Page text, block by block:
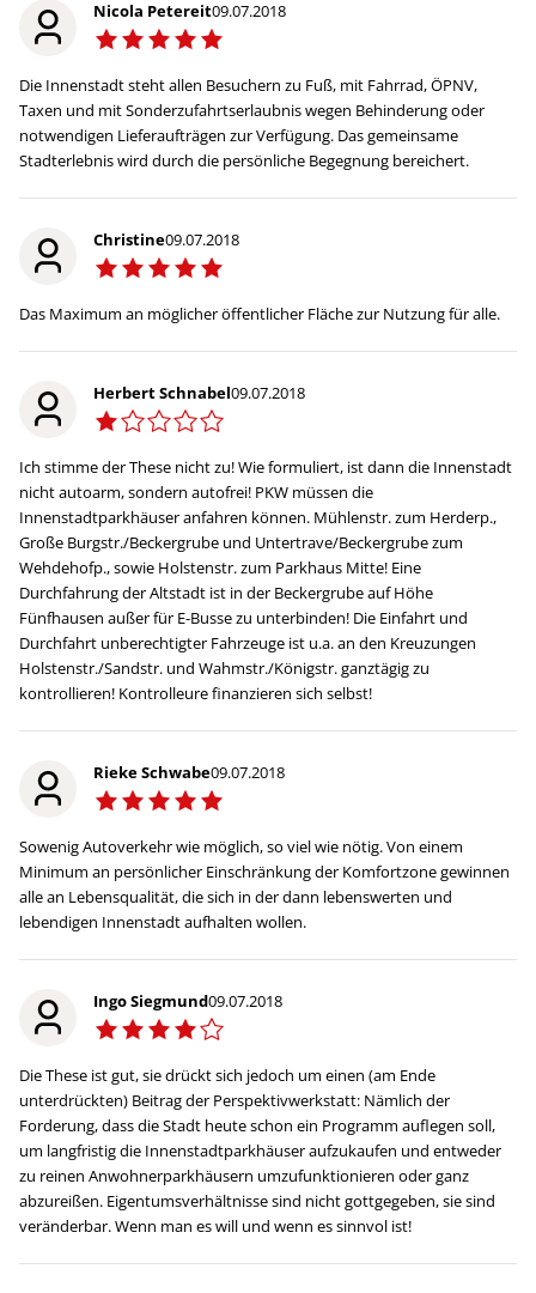
Nicola Petereit09.07.2018
Die Innenstadt steht allen Besuchern zu Fuß, mit Fahrrad, ÖPNV,
Taxen und mit Sonderzufahrtserlaubnis wegen Behinderung oder
notwendigen Lieferaufträgen zur Verfügung. Das gemeinsame
Stadterlebnis wird durch die persönliche Begegnung bereichert.
Christine09.07.2018
Das Maximum an möglicher öffentlicher Fläche zur Nutzung für alle.
Herbert Schnabel09.07.2018
Ich stimme der These nicht zu! Wie formuliert, ist dann die Innenstadt
nicht autoarm, sondern autofrei! PKW müssen die
Innenstadtparkhäuser anfahren können. Mühlenstr. zum Herderp.,
Große Burgstr./Beckergrube und Untertrave/Beckergrube zum
Wehdehofp., sowie Holstenstr. zum Parkhaus Mitte! Eine
Durchfahrung der Altstadt ist in der Beckergrube auf Höhe
Fünfhausen außer für E-Busse zu unterbinden! Die Einfahrt und
Durchfahrt unberechtigter Fahrzeuge ist u.a. an den Kreuzungen
Holstenstr./Sandstr. und Wahmstr./Königstr. ganztägig zu
kontrollieren! Kontrolleure finanzieren sich selbst!
Rieke Schwabe09.07.2018
Sowenig Autoverkehr wie möglich, so viel wie nötig. Von einem
Minimum an persönlicher Einschränkung der Komfortzone gewinnen
alle an Lebensqualität, die sich in der dann lebenswerten und
lebendigen Innenstadt aufhalten wollen.
Ingo Siegmund09.07.2018
Die These ist gut, sie drückt sich jedoch um einen (am Ende
unterdrückten) Beitrag der Perspektivwerkstatt: Nämlich der
Forderung, dass die Stadt heute schon ein Programm auflegen soll,
um langfristig die Innenstadtparkhäuser aufzukaufen und entweder
zu reinen Anwohnerparkhäusern umzufunktionieren oder ganz
abzureißen. Eigentumsverhältnisse sind nicht gottgegeben, sie sind
veränderbar. Wenn man es will und wenn es sinnvol ist!